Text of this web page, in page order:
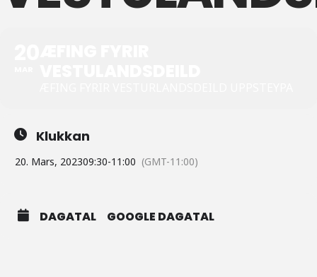
Klukkan
20. Mars, 202309:30-11:00 (GMT-11:00)
DAGATAL GOOGLE DAGATAL